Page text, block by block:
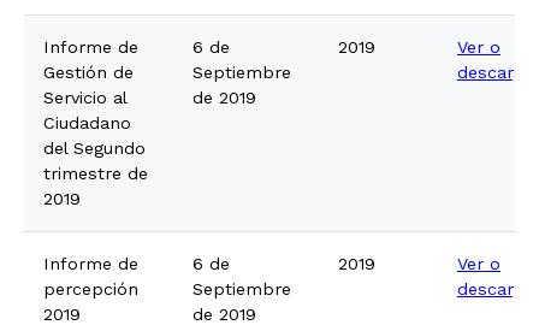
Informe de
Gestión de
Servicio al
Ciudadano
del Segundo
trimestre de
2019
6 de
Septiembre
de 2019
2019
Ver o
descargar
Informe de
percepción
2019
6 de
Septiembre
de 2019
2019
Ver o
descargar